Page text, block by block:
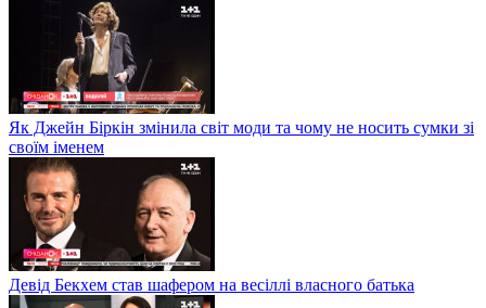
Як Джейн Біркін змінила світ моди та чому не носить сумки зі
своїм іменем
Девід Бекхем став шафером на весіллі власного батька